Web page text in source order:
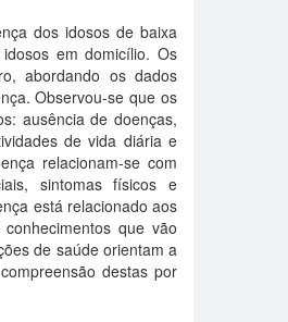
dos idosos de baixa
em domicílio. Os
abordando os dados
Observou-se que os
ausência de doenças,
de vida diária e
relacionam-se com
sintomas físicos e
está relacionado aos
que vão
de saúde orientam a
destas por